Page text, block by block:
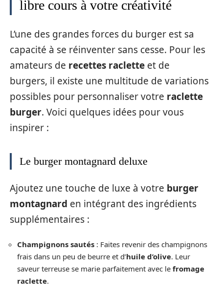
libre cours à votre créativité
L’une des grandes forces du burger est sa
capacité à se réinventer sans cesse. Pour les
amateurs de recettes raclette et de
burgers, il existe une multitude de variations
possibles pour personnaliser votre raclette
burger. Voici quelques idées pour vous
inspirer :
Le burger montagnard deluxe
Ajoutez une touche de luxe à votre burger
montagnard en intégrant des ingrédients
supplémentaires :
Champignons sautés : Faites revenir des champignons
frais dans un peu de beurre et d’huile d’olive. Leur
saveur terreuse se marie parfaitement avec le fromage
raclette.